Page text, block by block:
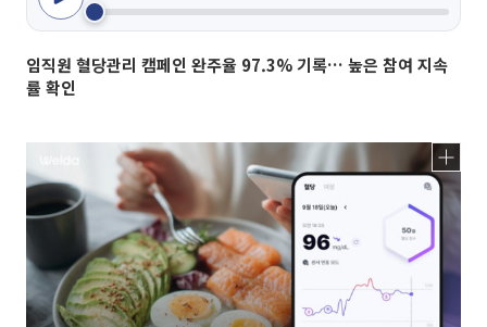
임직원 혈당관리 캠페인 완주율 97.3% 기록… 높은 참여 지속
률 확인